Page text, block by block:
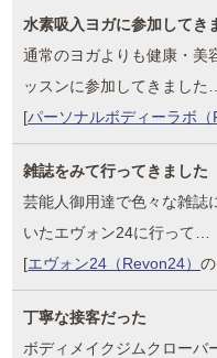
水素吸入ヨガに参加してき
通常のヨガよりも健康・美
ッスンに参加してきました…
[パーソナルボディーラボ
雑誌をみて行ってきました
芸能人御用達で色々な雑誌
いたエヴォン24に行って…
[エヴォン24（Revon24）
丁寧な接客だった
ボディメイクジムクローバ